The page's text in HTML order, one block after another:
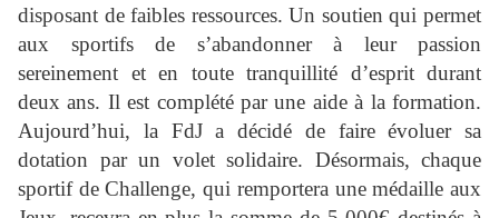
disposant de faibles ressources. Un soutien qui permet
aux sportifs de s’abandonner à leur passion
sereinement et en toute tranquillité d’esprit durant
deux ans. Il est complété par une aide à la formation.
Aujourd’hui, la FdJ a décidé de faire évoluer sa
dotation par un volet solidaire. Désormais, chaque
sportif de Challenge, qui remportera une médaille aux